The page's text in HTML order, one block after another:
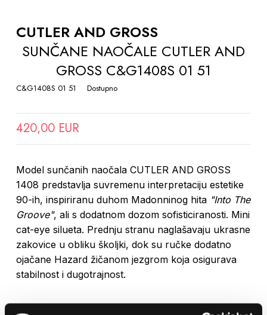
THE
BEGINNING
OF
GALLERY
CUTLER AND GROSS
SUNČANE NAOČALE CUTLER AND
GROSS C&G1408S 01 51
C&G1408S 01 51 Dostupno
420,00 EUR
Model sunčanih naočala CUTLER AND GROSS
1408 predstavlja suvremenu interpretaciju estetike
90-ih, inspiriranu duhom Madonninog hita "Into The
Groove", ali s dodatnom dozom sofisticiranosti. Mini
cat-eye silueta. Prednju stranu naglašavaju ukrasne
zakovice u obliku školjki, dok su ručke dodatno
ojačane Hazard žičanom jezgrom koja osigurava
stabilnost i dugotrajnost.